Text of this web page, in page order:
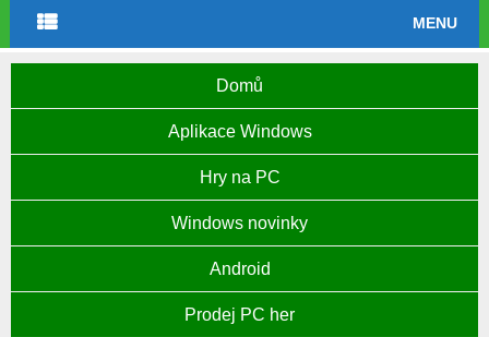
MENU
Domů
Aplikace Windows
Hry na PC
Windows novinky
Android
Prodej PC her